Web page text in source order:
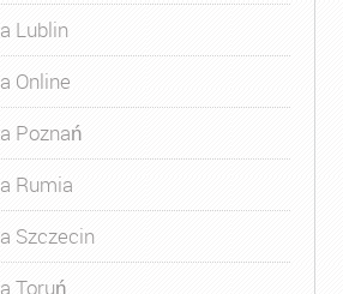
Lublin
Online
Poznań
Rumia
Szczecin
Toruń